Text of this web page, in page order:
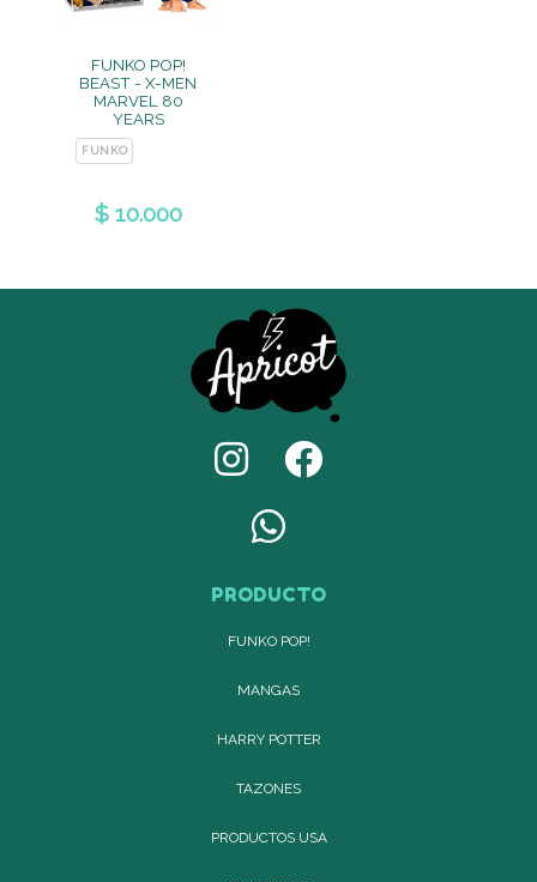
FUNKO POP!
BEAST - X-MEN
MARVEL 80
YEARS
FUNKO
$ 10.000
PRODUCTO
FUNKO POP!
MANGAS
HARRY POTTER
TAZONES
PRODUCTOS USA